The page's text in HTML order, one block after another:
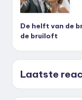
De helft van de
de bruiloft
Laatste